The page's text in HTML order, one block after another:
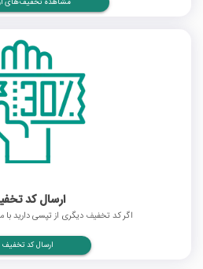
ارسال کد
اگر کد تخفیف دیگری از تپسی دارید با
ارسال کد تخفیف